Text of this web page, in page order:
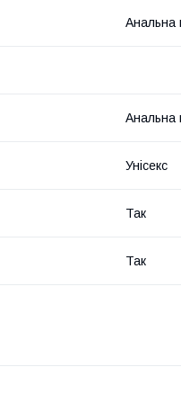
Анальна
Анальна
Унісекс
Так
Так